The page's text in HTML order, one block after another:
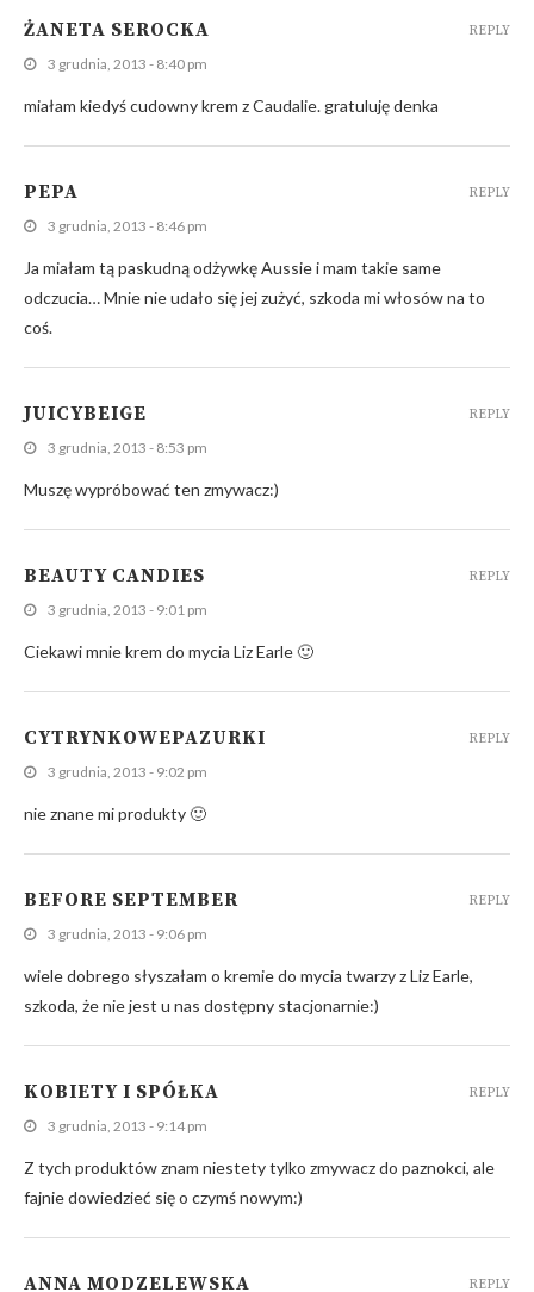
ŻANETA SEROCKA
3 grudnia, 2013 - 8:40 pm
miałam kiedyś cudowny krem z Caudalie. gratuluję denka
REPLY
PEPA
3 grudnia, 2013 - 8:46 pm
Ja miałam tą paskudną odżywkę Aussie i mam takie same
odczucia… Mnie nie udało się jej zużyć, szkoda mi włosów na to
coś.
REPLY
JUICYBEIGE
3 grudnia, 2013 - 8:53 pm
Muszę wypróbować ten zmywacz:)
REPLY
BEAUTY CANDIES
3 grudnia, 2013 - 9:01 pm
Ciekawi mnie krem do mycia Liz Earle 🙂
REPLY
CYTRYNKOWEPAZURKI
3 grudnia, 2013 - 9:02 pm
nie znane mi produkty 🙂
REPLY
BEFORE SEPTEMBER
3 grudnia, 2013 - 9:06 pm
wiele dobrego słyszałam o kremie do mycia twarzy z Liz Earle,
szkoda, że nie jest u nas dostępny stacjonarnie:)
REPLY
KOBIETY I SPÓŁKA
3 grudnia, 2013 - 9:14 pm
Z tych produktów znam niestety tylko zmywacz do paznokci, ale
fajnie dowiedzieć się o czymś nowym:)
REPLY
ANNA MODZELEWSKA REPLY